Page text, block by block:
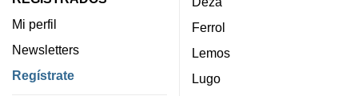
Mi perfil
Newsletters
Regístrate
Ferrol
Lemos
Lugo